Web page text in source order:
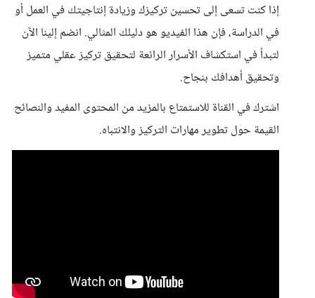
إذا كنت تسعى إلى تحسين تركيزك وزيادة إنتاجيتك في العمل أو
في الدراسة، فإن هذا الفيديو هو دليلك المثالي. انضم إلينا الآن
لتبدأ في استكشاف الأسرار الرائعة لتحقيق تركيز عقلي متميز
وتحقيق أهدافك بنجاح.
اشترك في القناة للاستمتاع بالمزيد من المحتوى المفيد والنصائح
القيمة حول تطوير مهارات التركيز والانتباه.